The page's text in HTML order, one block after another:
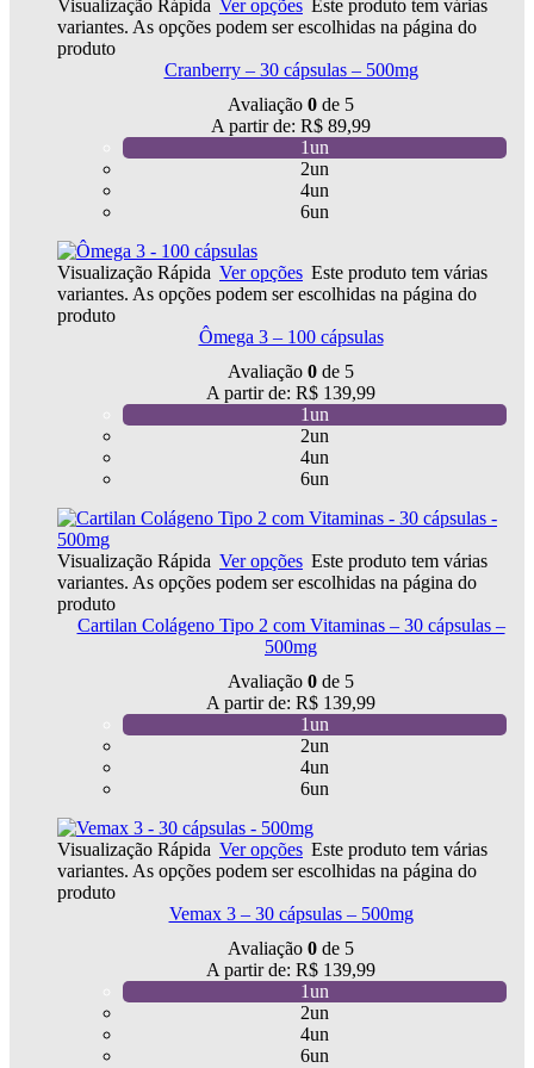
Visualização Rápida Ver opções Este produto tem várias
variantes. As opções podem ser escolhidas na página do
produto
Cranberry – 30 cápsulas – 500mg
Avaliação 0 de 5
A partir de: R$ 89,99
1un
2un
4un
6un
Visualização Rápida Ver opções Este produto tem várias
variantes. As opções podem ser escolhidas na página do
produto
Ômega 3 – 100 cápsulas
Avaliação 0 de 5
A partir de: R$ 139,99
1un
2un
4un
6un
Visualização Rápida Ver opções Este produto tem várias
variantes. As opções podem ser escolhidas na página do
produto
Cartilan Colágeno Tipo 2 com Vitaminas – 30 cápsulas –
500mg
Avaliação 0 de 5
A partir de: R$ 139,99
1un
2un
4un
6un
Visualização Rápida Ver opções Este produto tem várias
variantes. As opções podem ser escolhidas na página do
produto
Vemax 3 – 30 cápsulas – 500mg
Avaliação 0 de 5
A partir de: R$ 139,99
1un
2un
4un
6un